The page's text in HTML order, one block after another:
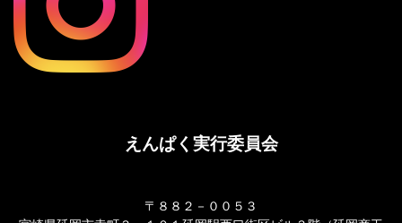
えんぱく実行委員会
〒８８２－００５３